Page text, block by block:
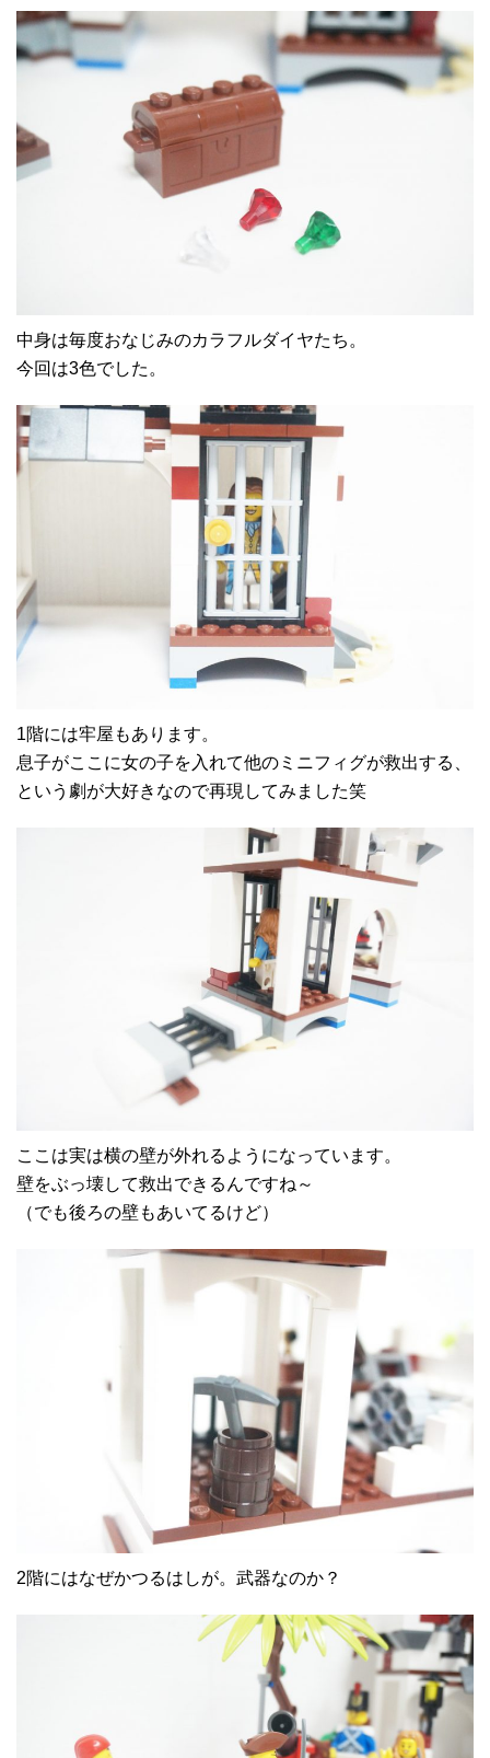
中身は毎度おなじみのカラフルダイヤたち。
今回は3色でした。
1階には牢屋もあります。
息子がここに女の子を入れて他のミニフィグが救出する、
という劇が大好きなので再現してみました笑
ここは実は横の壁が外れるようになっています。
壁をぶっ壊して救出できるんですね～
（でも後ろの壁もあいてるけど）
2階にはなぜかつるはしが。武器なのか？